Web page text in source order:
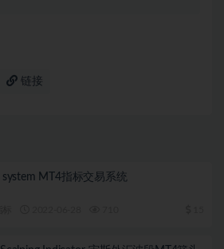
链接
system MT4指标交易系统